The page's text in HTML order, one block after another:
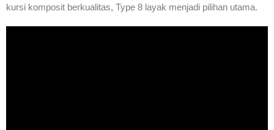
kursi komposit berkualitas, Type 8 layak menjadi pilihan utama.